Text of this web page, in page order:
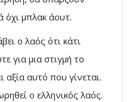
όχι μπλακ άουτ.
ο λαός ότι κάτι
για μια στιγμή το
αξία αυτό που γίνεται.
ο ελληνικός λαός.